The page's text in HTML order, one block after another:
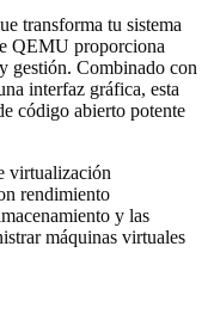
transforma tu sistema
QEMU proporciona
gestión. Combinado con
interfaz gráfica, esta
código abierto potente
virtualización
rendimiento
y las
máquinas virtuales